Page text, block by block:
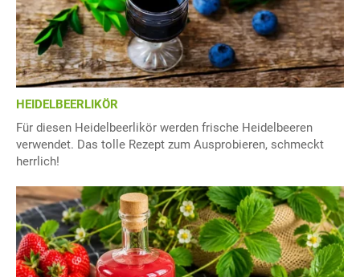
HEIDELBEERLIKÖR
Für diesen Heidelbeerlikör werden frische Heidelbeeren
verwendet. Das tolle Rezept zum Ausprobieren, schmeckt
herrlich!